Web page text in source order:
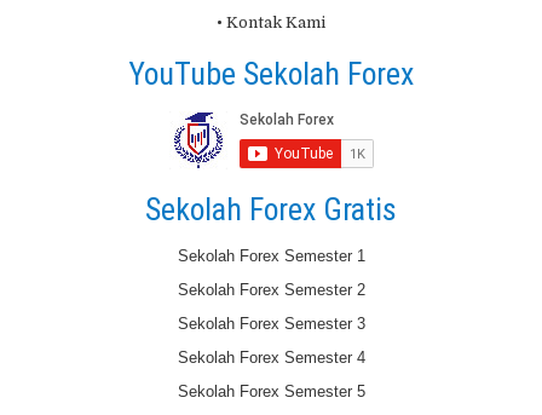
• Kontak Kami
YouTube Sekolah Forex
Sekolah Forex Gratis
Sekolah Forex Semester 1
Sekolah Forex Semester 2
Sekolah Forex Semester 3
Sekolah Forex Semester 4
Sekolah Forex Semester 5